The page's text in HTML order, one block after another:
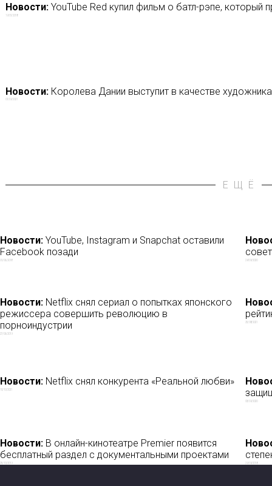
Новости:YouTube Red купил фильм о батл-рэпе, который
19/01/2018
Новости:Королева Дании выступит в качестве
01/09/2021
ЕЩЁ
Новости: YouTube, Instagram и Snapchat оставили
Facebook позади
01/06/2018 24/09/2020
Новости: Netflix снял сериал о попытках японского
режиссера совершить революцию в
порноиндустрии
27/06/2019
25/08/2021
Новости: Netflix снял конкурента «Реальной любви»
10/10/2021
03/09/2020
Новости: В онлайн-кинотеатре Premier появится
бесплатный раздел с документальными проектами
25/10/2019 29/09/2018